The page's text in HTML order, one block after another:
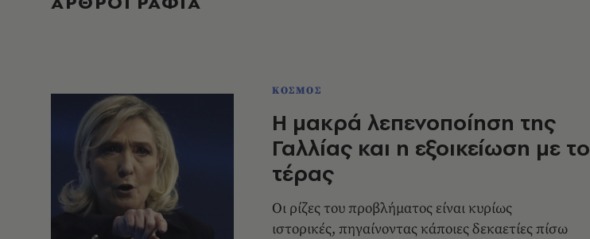
ΚΟΣΜΟΣ
Η μακρά λεπενοποίηση της
Γαλλίας και η εξοικείωση με το
τέρας
Οι ρίζες του προβλήματος είναι κυρίως
ιστορικές, πηγαίνοντας κάποιες δεκαετίες πίσω